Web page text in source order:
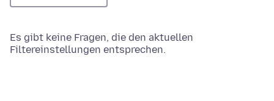
Es gibt keine Fragen, die den aktuellen
Filtereinstellungen entsprechen.